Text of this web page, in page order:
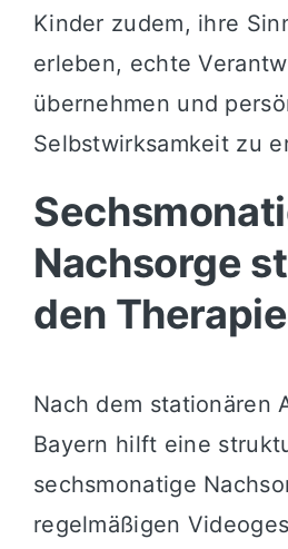
Kinder zudem, ihre
erleben, echte
übernehmen und
Selbstwirksamkeit zu
Nachsorge
den
Nach dem stationären
Bayern hilft eine
sechsmonatige
regelmäßigen